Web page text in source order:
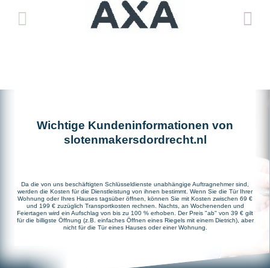
Wichtige Kundeninformationen von
slotenmakersdordrecht.nl
Da die von uns beschäftigten Schlüsseldienste unabhängige Auftragnehmer sind,
werden die Kosten für die Dienstleistung von ihnen bestimmt. Wenn Sie die Tür Ihrer
Wohnung oder Ihres Hauses tagsüber öffnen, können Sie mit Kosten zwischen 69 €
und 199 € zuzüglich Transportkosten rechnen. Nachts, an Wochenenden und
Feiertagen wird ein Aufschlag von bis zu 100 % erhoben. Der Preis "ab" von 39 € gilt
für die billigste Öffnung (z.B. einfaches Öffnen eines Riegels mit einem Dietrich), aber
nicht für die Tür eines Hauses oder einer Wohnung.